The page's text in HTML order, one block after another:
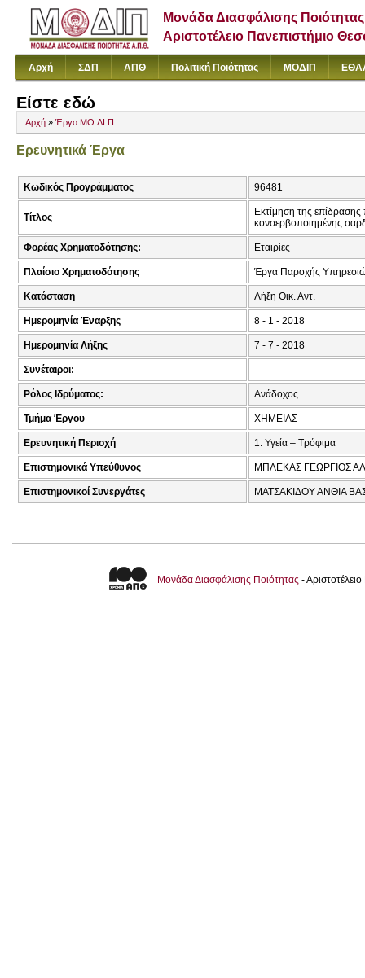
Μονάδα Διασφάλισης Ποιότητας
Αριστοτέλειο Πανεπιστήμιο
Αρχή ΣΔΠ ΑΠΘ Πολιτική Ποιότητας ΜΟΔΙΠ
Είστε εδώ
Αρχή » Έργο ΜΟ.ΔΙ.Π.
Ερευνητικά Έργα
Κωδικός Προγράμματος 96481
Τίτλος
Εκτίμηση της
κονσερβοποιημένης
Φορέας Χρηματοδότησης: Εταιρίες
Πλαίσιο Χρηματοδότησης Έργα Παροχής
Κατάσταση Λήξη Οικ. Αντ.
Ημερομηνία Έναρξης 8 - 1 - 2018
Ημερομηνία Λήξης 7 - 7 - 2018
Συνέταιροι:
Ρόλος Ιδρύματος: Ανάδοχος
Τμήμα Έργου ΧΗΜΕΙΑΣ
Ερευνητική Περιοχή 1. Υγεία – Τρόφιμα
Επιστημονικά Υπεύθυνος ΜΠΛΕΚΑΣ ΓΕΩΡΓΙΟΣ
Επιστημονικοί Συνεργάτες ΜΑΤΣΑΚΙΔΟΥ ΑΝΘΙΑ
Μονάδα Διασφάλισης Ποιότητας -